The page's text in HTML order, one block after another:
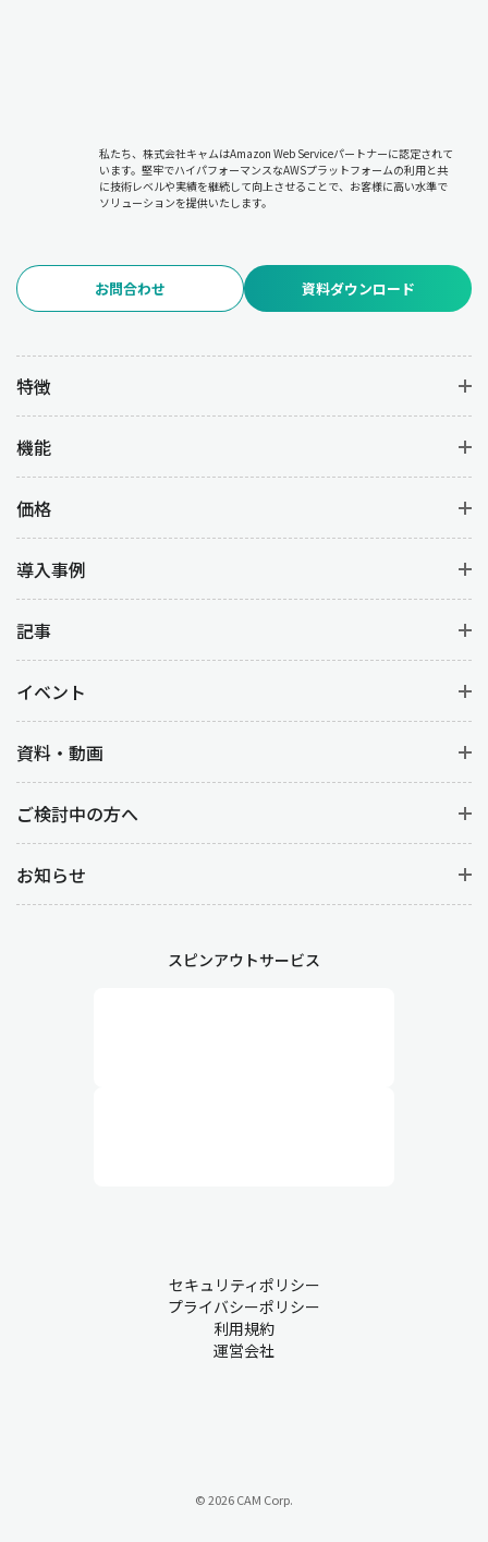
私たち、株式会社キャムはAmazon Web Serviceパートナーに認定されて
います。堅牢でハイパフォーマンスなAWSプラットフォームの利用と共
に技術レベルや実績を継続して向上させることで、お客様に高い水準で
ソリューションを提供いたします。
お問合わせ 資料ダウンロード
特徴
機能
価格
導入事例
記事
イベント
資料・動画
ご検討中の方へ
お知らせ
スピンアウトサービス
セキュリティポリシー
プライバシーポリシー
利用規約
運営会社
© 2026 CAM Corp.